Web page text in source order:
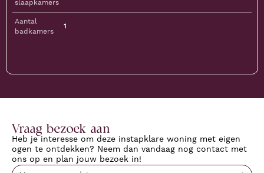
slaapkamers
Aantal
badkamers
1
Vraag bezoek aan
Heb je interesse om deze instapklare woning met eigen
ogen te ontdekken? Neem dan vandaag nog contact met
ons op en plan jouw bezoek in!